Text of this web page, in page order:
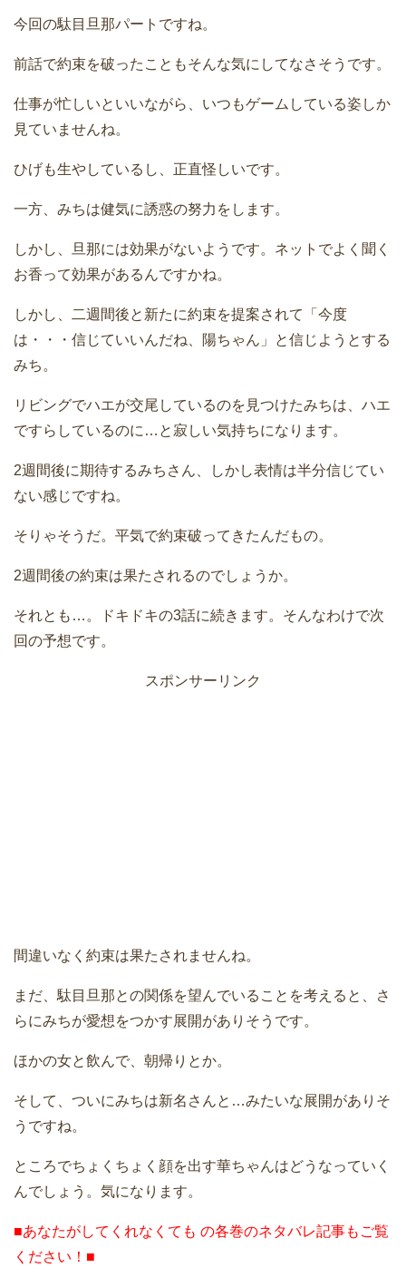
今回の駄目旦那パートですね。
前話で約束を破ったこともそんな気にしてなさそうです。
仕事が忙しいといいながら、いつもゲームしている姿しか
見ていませんね。
ひげも生やしているし、正直怪しいです。
一方、みちは健気に誘惑の努力をします。
しかし、旦那には効果がないようです。ネットでよく聞く
お香って効果があるんですかね。
しかし、二週間後と新たに約束を提案されて「今度
は・・・信じていいんだね、陽ちゃん」と信じようとする
みち。
リビングでハエが交尾しているのを見つけたみちは、ハエ
ですらしているのに…と寂しい気持ちになります。
2週間後に期待するみちさん、しかし表情は半分信じてい
ない感じですね。
そりゃそうだ。平気で約束破ってきたんだもの。
2週間後の約束は果たされるのでしょうか。
それとも…。ドキドキの3話に続きます。そんなわけで次
回の予想です。
スポンサーリンク
間違いなく約束は果たされませんね。
まだ、駄目旦那との関係を望んでいることを考えると、さ
らにみちが愛想をつかす展開がありそうです。
ほかの女と飲んで、朝帰りとか。
そして、ついにみちは新名さんと…みたいな展開がありそ
うですね。
ところでちょくちょく顔を出す華ちゃんはどうなっていく
んでしょう。気になります。
■あなたがしてくれなくても の各巻のネタバレ記事もご覧
ください！■